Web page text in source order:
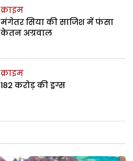
क्राइम
मंगेतर सिया की साजिश में फंसा
केतन अग्रवाल
क्राइम
182 करोड़ की ड्रग्स